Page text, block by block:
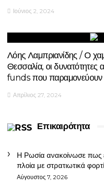
Ιούνιος 2, 2024
Λόης Λαμπριανίδης / Ο
Θεσσαλία, οι δυνατότητες
funds που παραμονεύουν
Απρίλιος 27, 2024
Επικαιρότητα
Η Ρωσία ανακοίνωσε
πλοία με στρατιωτικά
Αύγουστος 7, 2026